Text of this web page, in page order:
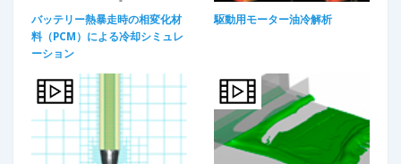
バッテリー熱暴走時の相変化材
料（PCM）による冷却シミュレ
ーション
駆動用モーター油冷解析